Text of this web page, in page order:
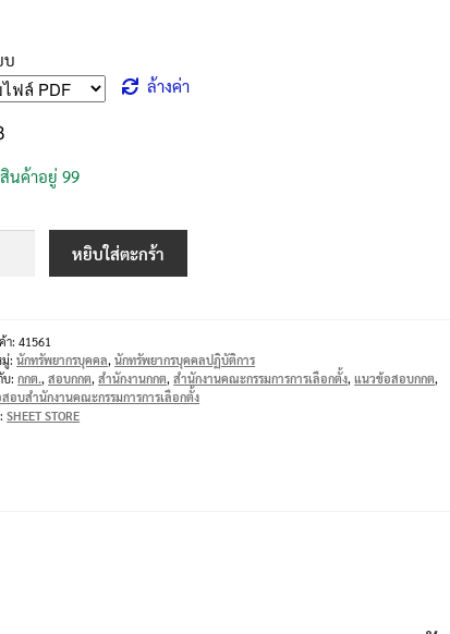
บ
ล้างค่า
นค้าอยู่ 99
หยิบใส่ตะกร้า
า:41561
มู่:นักทรัพยากรบุคคล,นักทรัพยากรบุคคลปฏิบัติการ
บ:กกต.,สอบกกต,สำนักงานกกต,สำนักงานคณะกรรมการการเลือกตั้ง,แนวข้อสอบกกต,
อบสำนักงานคณะกรรมการการเลือกตั้ง
:SHEET STORE